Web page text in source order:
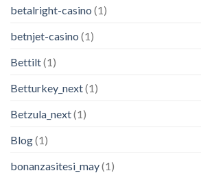
betalright-casino (1)
betnjet-casino (1)
Bettilt(1)
Betturkey_next(1)
Betzula_next(1)
Blog(1)
bonanzasitesi_may(1)